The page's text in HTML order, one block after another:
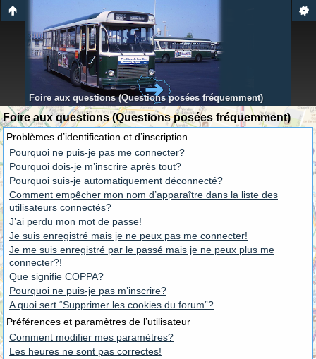
Foire aux questions (Questions posées fréquemment)
Foire aux questions (Questions posées fréquemment)
Problèmes d’identification et d’inscription
Pourquoi ne puis-je pas me connecter?
Pourquoi dois-je m’inscrire après tout?
Pourquoi suis-je automatiquement déconnecté?
Comment empêcher mon nom d’apparaître dans la liste des
utilisateurs connectés?
J’ai perdu mon mot de passe!
Je suis enregistré mais je ne peux pas me connecter!
Je me suis enregistré par le passé mais je ne peux plus me
connecter?!
Que signifie COPPA?
Pourquoi ne puis-je pas m’inscrire?
A quoi sert “Supprimer les cookies du forum”?
Préférences et paramètres de l’utilisateur
Comment modifier mes paramètres?
Les heures ne sont pas correctes!